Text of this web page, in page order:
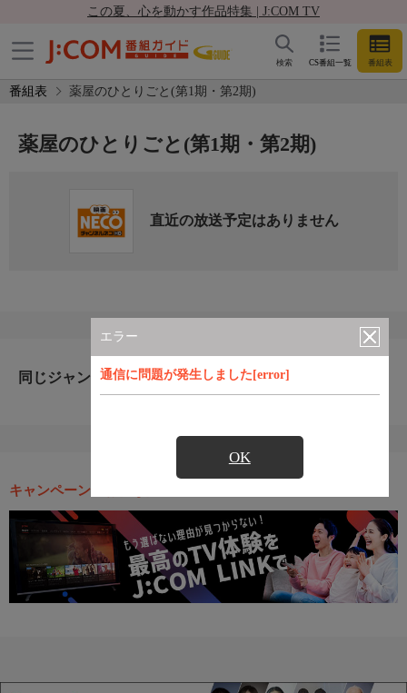
この夏、心を動かす作品特集 | J:COM TV
CS番組一覧 番組表
検索
番組表 薬屋のひとりごと(第1期・第2期)
エラー
通信に問題が発生しました[error]
OK
薬屋のひとりごと(第1期・第2期)
直近の放送予定はありません
同じジャンルのおすすめ番組
キャンペーン・お得な情報